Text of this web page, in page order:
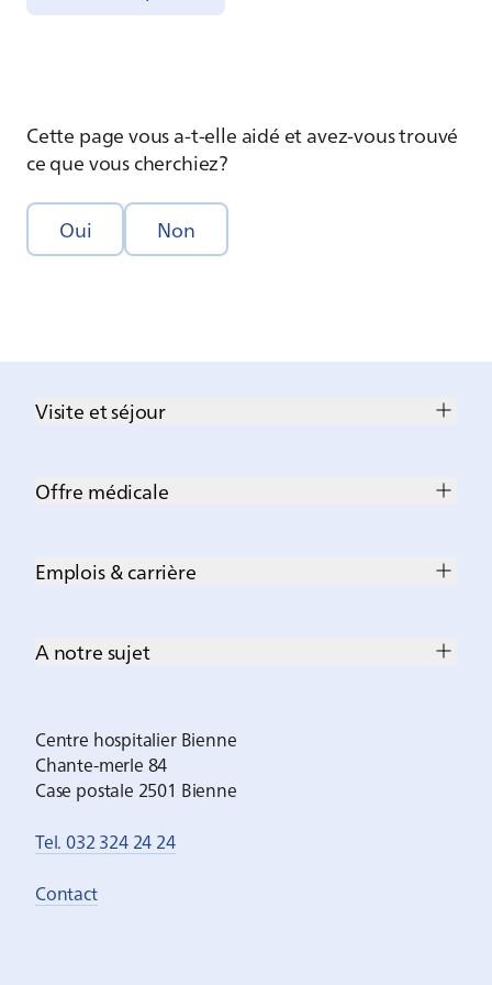
Cette page vous a-t-elle aidé et avez-vous trouvé
ce que vous cherchiez?
Oui Non
Visite et séjour
Offre médicale
Emplois & carrière
A notre sujet
Centre hospitalier Bienne
Chante-merle 84
Case postale 2501 Bienne
Tel. 032 324 24 24
Contact